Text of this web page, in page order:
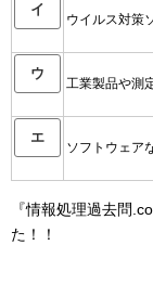
イ
ウイルス対策
ウ
工業製品や測
エ
ソフトウェア
『情報処理過去問
た！！